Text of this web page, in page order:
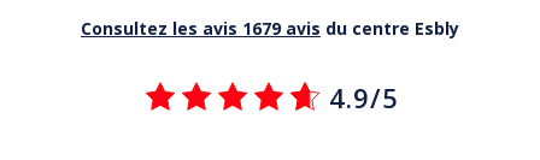
Consultez les avis 1679 avis du centre Esbly
4.9/5